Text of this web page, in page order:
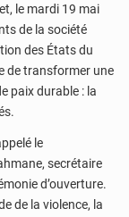
le mardi 19 mai
de la société
des États du
de transformer une
paix durable : la
le
secrétaire
d’ouverture.
de la violence, la